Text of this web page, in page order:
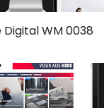
WM 0038